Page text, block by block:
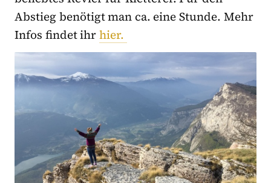
Abstieg benötigt man ca. eine Stunde. Mehr
Infos findet ihrhier.